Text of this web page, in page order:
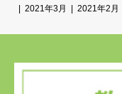
2021年3月
2021年2月